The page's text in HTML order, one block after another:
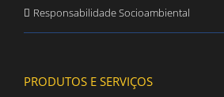
Responsabilidade Socioambiental
PRODUTOS E SERVIÇOS